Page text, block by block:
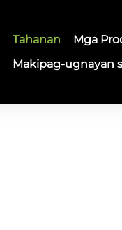
Tahanan Mga
Makipag-ugnayan